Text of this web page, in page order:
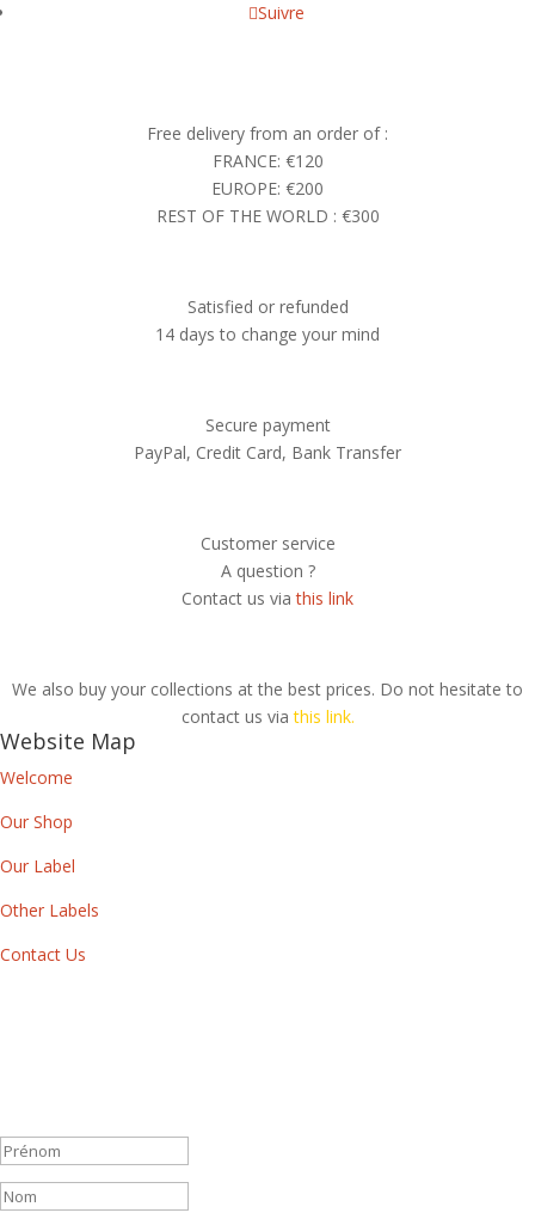
Suivre
Free delivery from an order of :
FRANCE: €120
EUROPE: €200
REST OF THE WORLD : €300
Satisfied or refunded
14 days to change your mind
Secure payment
PayPal, Credit Card, Bank Transfer
Customer service
A question ?
Contact us viathis link
We also buy your collections at the best prices. Do not hesitate to
contact us viathis link.
Website Map
Welcome
Our Shop
Our Label
Other Labels
Contact Us